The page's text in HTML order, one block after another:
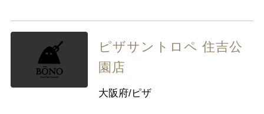
ピザサントロペ 住吉公
園店
大阪府/ピザ